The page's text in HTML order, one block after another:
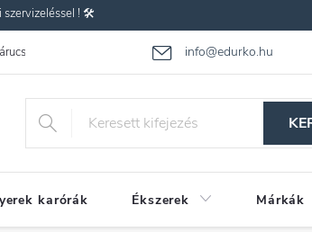
szervizeléssel ! 🛠️
info@edurko.hu
Gyakran ismételt kérdések
karórák Ékszerek Márkák